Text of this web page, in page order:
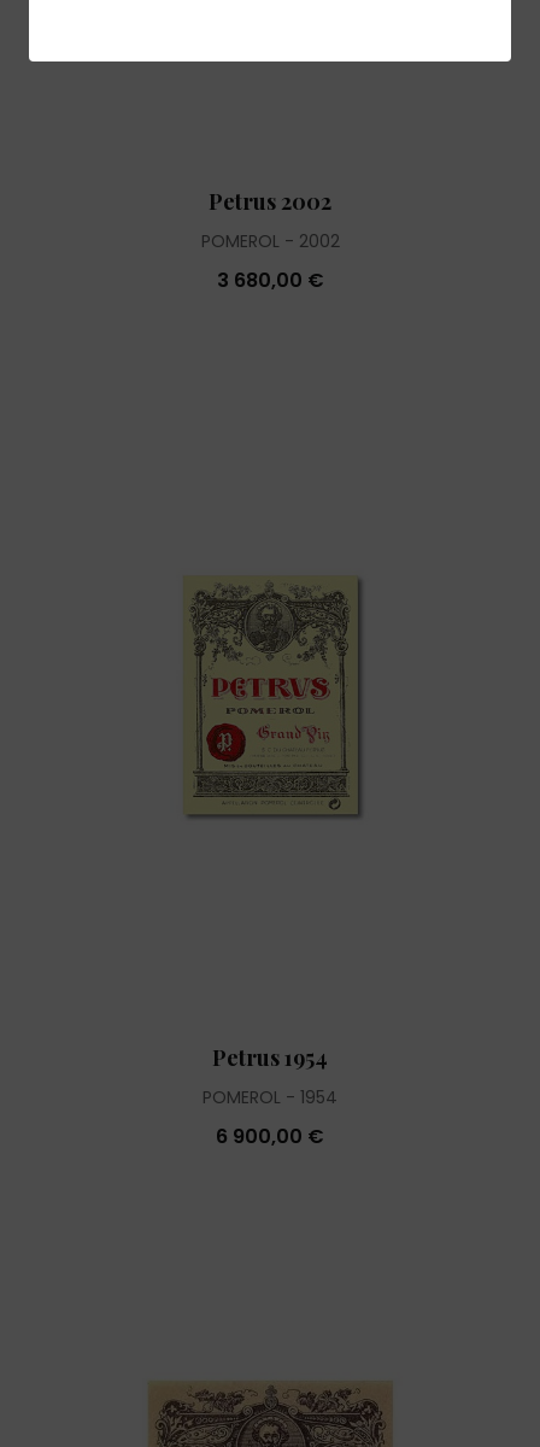
Petrus 2002
POMEROL 2002
3 680,00 €
Petrus 1954
POMEROL 1954
6 900,00 €